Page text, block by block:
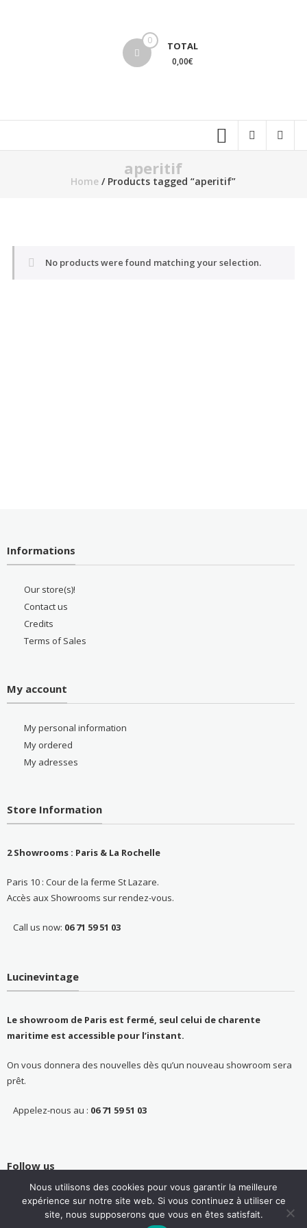
lucinevintage 0 TOTAL
0,00€
aperitif
Home / Products tagged “aperitif”
No products were found matching your selection.
Informations
Our store(s)!
Contact us
Credits
Terms of Sales
My account
My personal information
My ordered
My adresses
Store Information
2 Showrooms : Paris & La Rochelle
Paris 10 : Cour de la ferme St Lazare.
Accès aux Showrooms sur rendez-vous.
Call us now: 06 71 59 51 03
Lucinevintage
Le showroom de Paris est fermé, seul celui de charente
maritime est accessible pour l’instant.
On vous donnera des nouvelles dès qu’un nouveau showroom sera
prêt.
Appelez-nous au : 06 71 59 51 03
Follow us
Nous utilisons des cookies pour vous garantir la meilleure
expérience sur notre site web. Si vous continuez à utiliser ce
site, nous supposerons que vous en êtes satisfait.